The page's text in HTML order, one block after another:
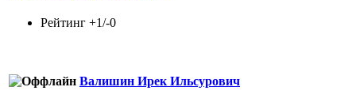
Рейтинг +1/-0
Валишин Ирек Ильсурович